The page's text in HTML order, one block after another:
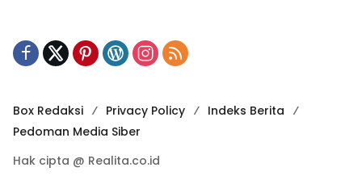
Box Redaksi Privacy Policy
Indeks Berita
Pedoman Media Siber
Hak cipta @ Realita.co.id